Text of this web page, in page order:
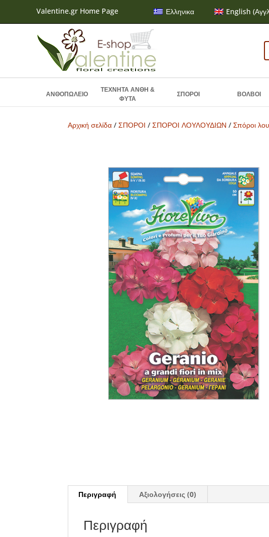
Valentine.gr Home Page Ελληνικα English (
ΑΝΘΟΠΩΛΕΙΟ
ΤΕΧΝΗΤΑ ΑΝΘΗ &
ΦΥΤΑ
ΣΠΟΡΟΙ ΒΟΛΒΟΙ
Αρχική σελίδα /ΣΠΟΡΟΙ /ΣΠΟΡΟΙ ΛΟΥΛΟΥΔΙΩΝ /Σπόροι
Περιγραφή Αξιολογήσεις (0)
Περιγραφή